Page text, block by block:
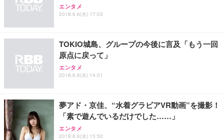
エンタメ
2018.6.6(水) 17:03
TOKIO城島、グループの今後に言及「もう一回
原点に戻って」
エンタメ
2018.6.6(水) 14:01
夢アド・京佳、“水着グラビアVR動画”を撮影！
「素で遊んでいるだけでした……」
エンタメ
2018.6.6(水) 15:50